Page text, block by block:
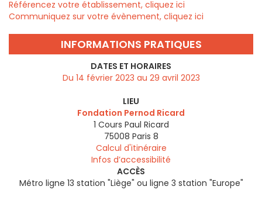
Référencez votre établissement, cliquez ici
Communiquez sur votre évènement, cliquez ici
INFORMATIONS PRATIQUES
DATES ET HORAIRES
Du 14 février 2023 au 29 avril 2023
LIEU
Fondation Pernod Ricard
1 Cours Paul Ricard
75008 Paris 8
Calcul d'itinéraire
Infos d’accessibilité
ACCÈS
Métro ligne 13 station "Liège" ou ligne 3 station "Europe"